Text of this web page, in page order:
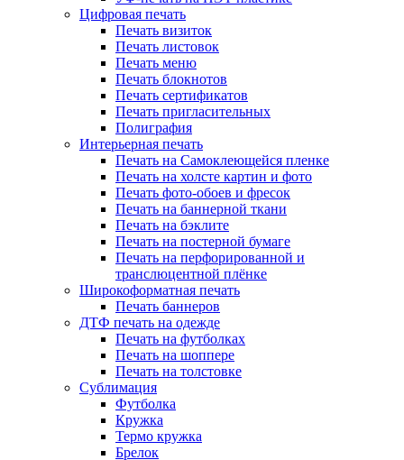
Цифровая печать
Печать визиток
Печать листовок
Печать меню
Печать блокнотов
Печать сертификатов
Печать пригласительных
Полиграфия
Интерьерная печать
Печать на Самоклеющейся пленке
Печать на холсте картин и фото
Печать фото-обоев и фресок
Печать на баннерной ткани
Печать на бэклите
Печать на постерной бумаге
Печать на перфорированной и
транслюцентной плёнке
Широкоформатная печать
Печать баннеров
ДТФ печать на одежде
Печать на футболках
Печать на шоппере
Печать на толстовке
Сублимация
Футболка
Кружка
Термо кружка
Брелок